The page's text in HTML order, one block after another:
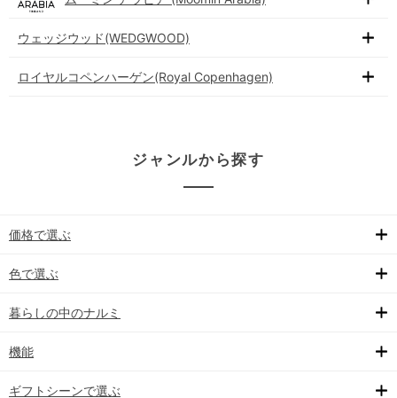
ウェッジウッド(WEDGWOOD)
ロイヤルコペンハーゲン(Royal Copenhagen)
ジャンルから探す
価格で選ぶ
色で選ぶ
暮らしの中のナルミ
機能
ギフトシーンで選ぶ